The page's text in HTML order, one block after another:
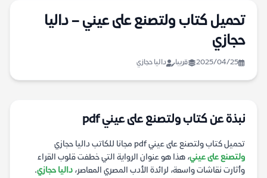
تحميل كتاب ولتصنع على عيني – داليا
حجازي
2025/04/25 قريبا داليا حجازي
نبذة عن كتاب ولتصنع على عيني pdf
تحميل كتاب ولتصنع على عيني pdf مجانا للكاتب داليا حجازي
ولتصنع على عيني، هذا هو عنوان الرواية التي خطفت قلوب القراء
وأثارت نقاشات واسعة، لرائدة الأدب المصري المعاصر، داليا حجازي.